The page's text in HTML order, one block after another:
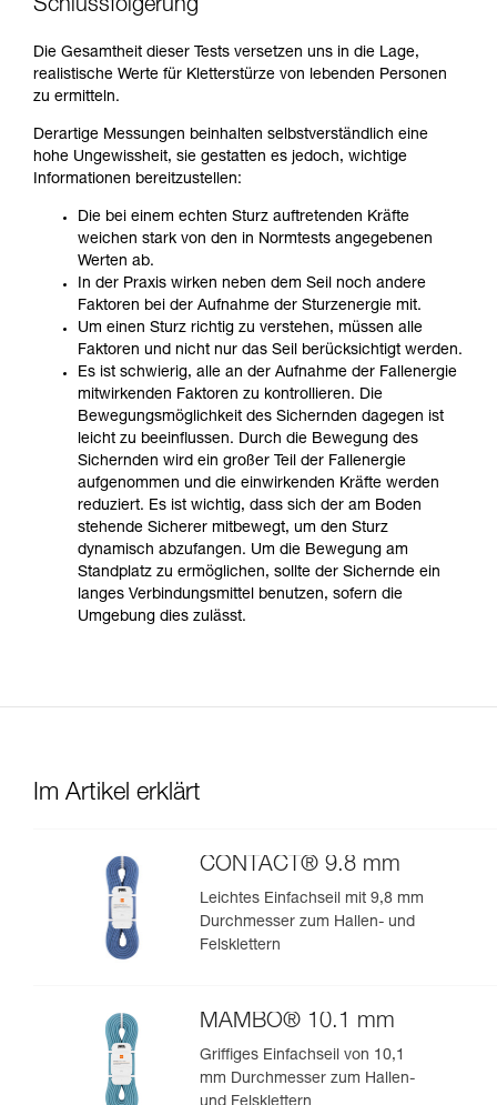
Schlussfolgerung
Die Gesamtheit dieser Tests versetzen uns in die Lage,
realistische Werte für Kletterstürze von lebenden Personen
zu ermitteln.
Derartige Messungen beinhalten selbstverständlich eine
hohe Ungewissheit, sie gestatten es jedoch, wichtige
Informationen bereitzustellen:
Die bei einem echten Sturz auftretenden Kräfte
weichen stark von den in Normtests angegebenen
Werten ab.
In der Praxis wirken neben dem Seil noch andere
Faktoren bei der Aufnahme der Sturzenergie mit.
Um einen Sturz richtig zu verstehen, müssen alle
Faktoren und nicht nur das Seil berücksichtigt werden.
Es ist schwierig, alle an der Aufnahme der Fallenergie
mitwirkenden Faktoren zu kontrollieren. Die
Bewegungsmöglichkeit des Sichernden dagegen ist
leicht zu beeinflussen. Durch die Bewegung des
Sichernden wird ein großer Teil der Fallenergie
aufgenommen und die einwirkenden Kräfte werden
reduziert. Es ist wichtig, dass sich der am Boden
stehende Sicherer mitbewegt, um den Sturz
dynamisch abzufangen. Um die Bewegung am
Standplatz zu ermöglichen, sollte der Sichernde ein
langes Verbindungsmittel benutzen, sofern die
Umgebung dies zulässt.
Im Artikel erklärt
CONTACT® 9.8 mm
Leichtes Einfachseil mit 9,8 mm
Durchmesser zum Hallen- und
Felsklettern
MAMBO® 10.1 mm
Griffiges Einfachseil von 10,1
mm Durchmesser zum Hallen-